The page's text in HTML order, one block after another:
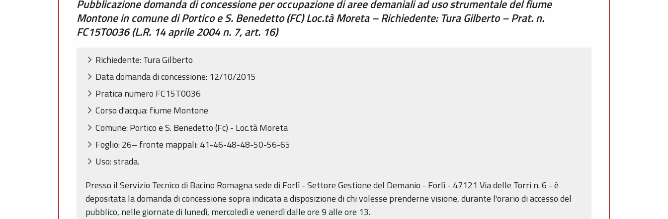
Pubblicazione domanda di concessione per occupazione di aree demaniali ad uso strumentale del fiume
Montone in comune di Portico e S. Benedetto (FC) Loc.tà Moreta – Richiedente: Tura Gilberto – Prat. n.
FC15T0036 (L.R. 14 aprile 2004 n. 7, art. 16)
Richiedente: Tura Gilberto
Data domanda di concessione: 12/10/2015
Pratica numero FC15T0036
Corso d'acqua: fiume Montone
Comune: Portico e S. Benedetto (Fc) - Loc.tà Moreta
Foglio: 26– fronte mappali: 41-46-48-48-50-56-65
Uso: strada.
Presso il Servizio Tecnico di Bacino Romagna sede di Forlì - Settore Gestione del Demanio - Forlì - 47121 Via delle Torri n. 6 - è
depositata la domanda di concessione sopra indicata a disposizione di chi volesse prenderne visione, durante l'orario di accesso del
pubblico, nelle giornate di lunedì, mercoledì e venerdì dalle ore 9 alle ore 13.